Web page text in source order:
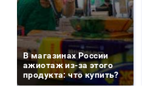
В магазинах России
ажиотаж из-за этого
продукта: что купить?